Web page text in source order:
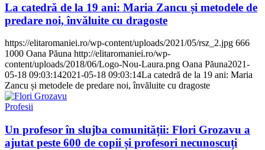
La catedră de la 19 ani: Maria Zancu și metodele de
predare noi, învăluite cu dragoste
https://elitaromaniei.ro/wp-content/uploads/2021/05/rsz_2.jpg 666
1000 Oana Păuna http://elitaromaniei.ro/wp-
content/uploads/2018/06/Logo-Nou-Laura.png Oana Păuna2021-
05-18 09:03:142021-05-18 09:03:14La catedră de la 19 ani: Maria
Zancu și metodele de predare noi, învăluite cu dragoste
Profesii
Un profesor în slujba comunității: Flori Grozavu a
ajutat peste 600 de copii și profesori necunoscuți